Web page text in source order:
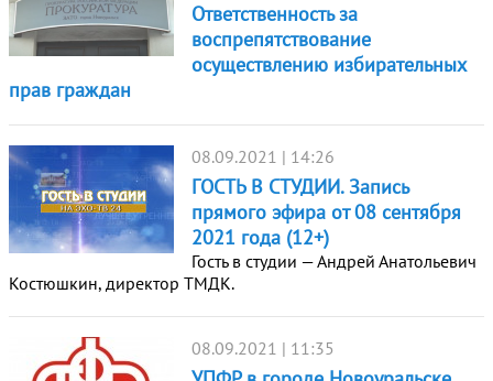
Ответственность за
воспрепятствование
осуществлению избирательных
прав граждан
08.09.2021 | 14:26
ГОСТЬ В СТУДИИ. Запись
прямого эфира от 08 сентября
2021 года (12+)
Гость в студии — Андрей Анатольевич
Костюшкин, директор ТМДК.
08.09.2021 | 11:35